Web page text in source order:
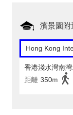
濱景園附
Hong Kong
香港淺水灣南
距離 350m